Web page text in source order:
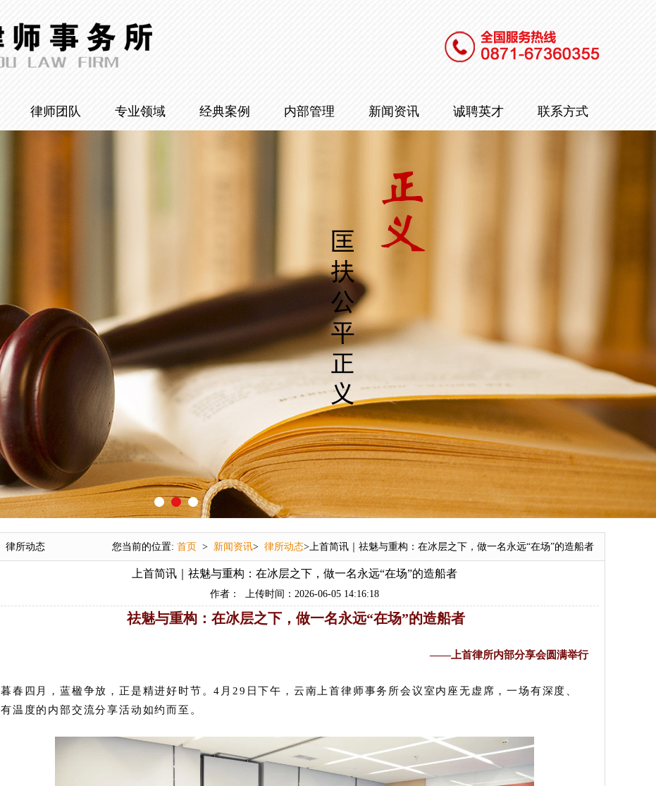
律师团队 专业领域 经典案例 内部管理 新闻资讯 诚聘英才 联系方式
律所动态 您当前的位置: 首页 > 新闻资讯> 律所动态>上首简讯｜祛魅与重构：在冰层之下，做一名永远“在场”的造船者
上首简讯｜祛魅与重构：在冰层之下，做一名永远“在场”的造船者
作者： 上传时间：2026-06-05 14:16:18
祛魅与重构：在冰层之下，做一名永远“在场”的造船者
——上首律所内部分享会圆满举行
暮春四月，蓝楹争放，正是精进好时节。4月29日下午，云南上首律师事务所会议室内座无虚席，一场有深度、
有温度的内部交流分享活动如约而至。